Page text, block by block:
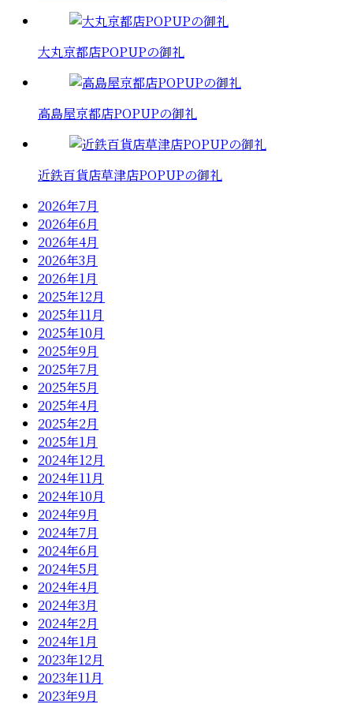
大丸京都店POPUPの御礼
高島屋京都店POPUPの御礼
近鉄百貨店草津店POPUPの御礼
2026年7月
2026年6月
2026年4月
2026年3月
2026年1月
2025年12月
2025年11月
2025年10月
2025年9月
2025年7月
2025年5月
2025年4月
2025年2月
2025年1月
2024年12月
2024年11月
2024年10月
2024年9月
2024年7月
2024年6月
2024年5月
2024年4月
2024年3月
2024年2月
2024年1月
2023年12月
2023年11月
2023年9月